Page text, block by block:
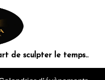
de sculpter le temps..